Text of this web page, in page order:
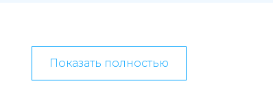
Показать полностью